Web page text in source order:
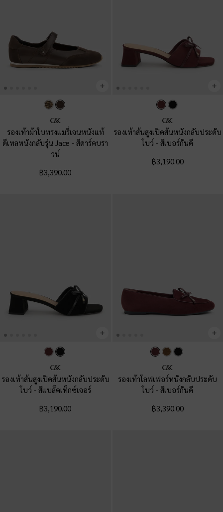
รองเท้าผ้าใบทรงแมรี่เจนหนังแท้
ดีเทลหนังกลับรุ่น Jace-สีดาร์คบรา
วน์
฿3,390.00
รองเท้าส้นสูงเปิดส้นหนังกลับประดับ
โบว์-สีเบอร์กันดี
฿3,190.00
รองเท้าส้นสูงเปิดส้นหนังกลับประดับ
โบว์ - สีแบล็คเท็กซ์เจอร์
฿3,190.00
รองเท้าโลฟเฟอร์หนังกลับประดับ
โบว์-สีเบอร์กันดี
฿3,390.00